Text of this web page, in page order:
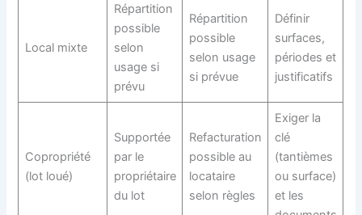
Local mixte
Répartition
possible
selon
usage si
prévu
Répartition
possible
selon usage
si prévue
Définir
surfaces,
périodes et
justificatifs
Copropriété
(lot loué)
Supportée
par le
propriétaire
du lot
Refacturation
possible au
locataire
selon règles
Exiger la
clé
(tantièmes
ou surface)
et les